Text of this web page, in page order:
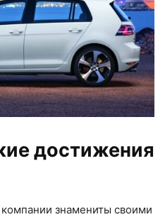
достижения
знамениты своими